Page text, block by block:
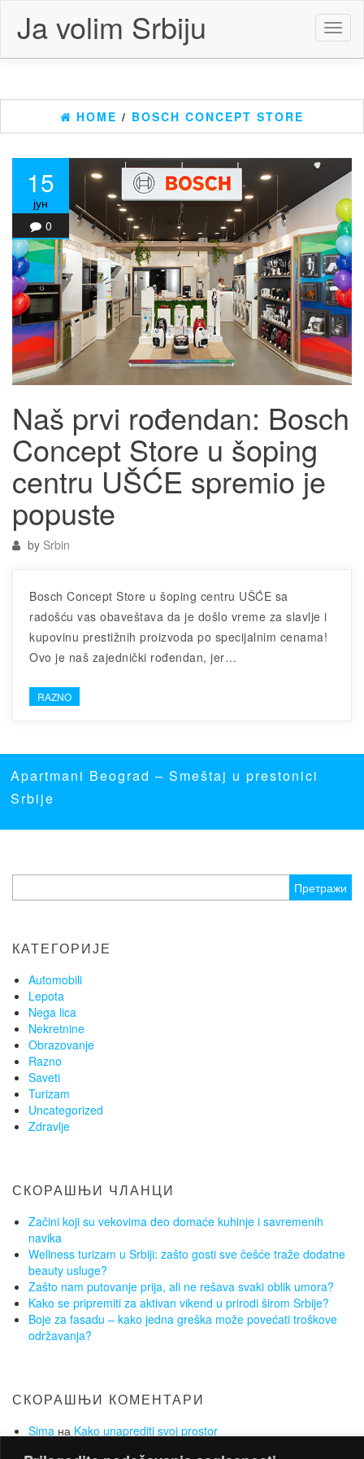
content
Ja volim Srbiju
HOME / BOSCH CONCEPT STORE
15
јун
0
Naš prvi rođendan: Bosch
Concept Store u šoping
centru UŠĆE spremio je
popuste
by Srbin
Bosch Concept Store u šoping centru UŠĆE sa
radošću vas obaveštava da je došlo vreme za slavlje i
kupovinu prestižnih proizvoda po specijalnim cenama!
Ovo je naš zajednički rođendan, jer…
RAZNO
Apartmani Beograd– Smeštaj u prestonici
Srbije
за:
КАТЕГОРИЈЕ
Automobili
Lepota
Nega lica
Nekretnine
Obrazovanje
Razno
Saveti
Turizam
Uncategorized
Zdravlje
СКОРАШЊИ ЧЛАНЦИ
Začini koji su vekovima deo domaće kuhinje i savremenih
navika
Wellness turizam u Srbiji: zašto gosti sve češće traže dodatne
beauty usluge?
Zašto nam putovanje prija, ali ne rešava svaki oblik umora?
Kako se pripremiti za aktivan vikend u prirodi širom Srbije?
Boje za fasadu – kako jedna greška može povećati troškove
održavanja?
СКОРАШЊИ КОМЕНТАРИ
Sima на Kako unaprediti svoj prostor